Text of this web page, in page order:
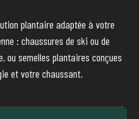
plantaire adaptée à votre
: chaussures de ski ou de
ou semelles plantaires conçues
et votre chaussant.